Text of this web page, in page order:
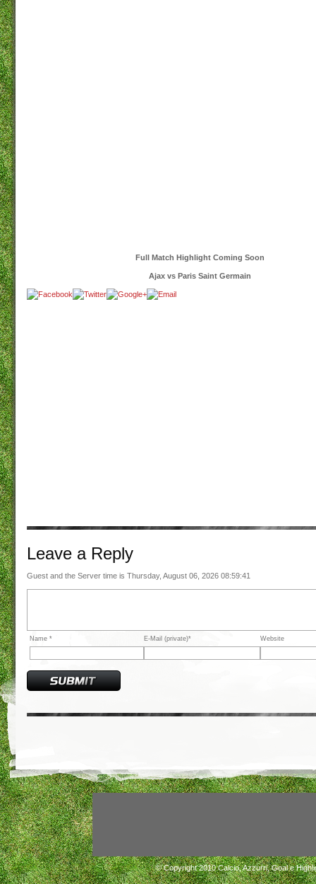
Full Match Highlight Coming Soon
Ajax vs Paris Saint Germain
Leave a Reply
Guest and the Server time is Thursday, August 06, 2026 08:59:41
Name * E-Mail (private)* Website
© Copyright 2010Calcio, Azzurri, Goal e